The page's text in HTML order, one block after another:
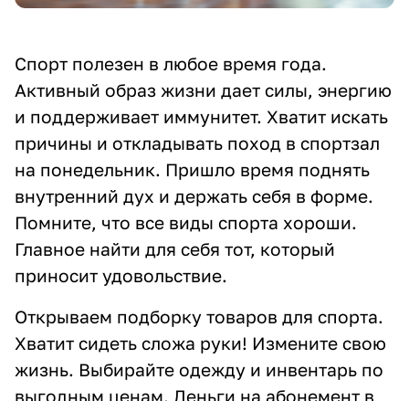
Спорт полезен в любое время года.
Активный образ жизни дает силы, энергию
и поддерживает иммунитет. Хватит искать
причины и откладывать поход в спортзал
на понедельник. Пришло время поднять
внутренний дух и держать себя в форме.
Помните, что все виды спорта хороши.
Главное найти для себя тот, который
приносит удовольствие.
Открываем подборку товаров для спорта.
Хватит сидеть сложа руки! Измените свою
жизнь. Выбирайте одежду и инвентарь по
выгодным ценам. Деньги на абонемент в